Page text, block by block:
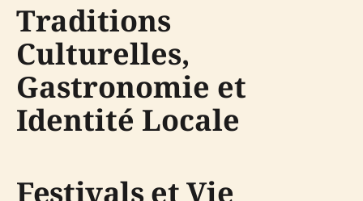
Traditions
Culturelles,
Gastronomie et
Identité Locale
Festivals et Vie